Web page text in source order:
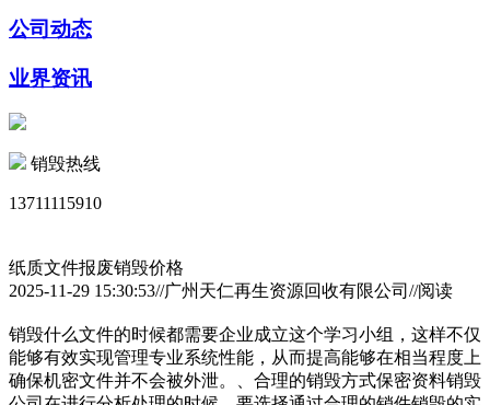
公司动态
业界资讯
销毁热线
13711115910
纸质文件报废销毁价格
2025-11-29 15:30:53//广州天仁再生资源回收有限公司//阅读
销毁什么文件的时候都需要企业成立这个学习小组，这样不仅
能够有效实现管理专业系统性能，从而提高能够在相当程度上
确保机密文件并不会被外泄。、合理的销毁方式保密资料销毁